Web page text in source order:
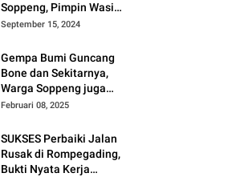
Soppeng, Pimpin Wasit
Tenis Meja PON XXI
September 15, 2024
Gempa Bumi Guncang
Bone dan Sekitarnya,
Warga Soppeng juga
Merasakan
Februari 08, 2025
SUKSES Perbaiki Jalan
Rusak di Rompegading,
Bukti Nyata Kerja